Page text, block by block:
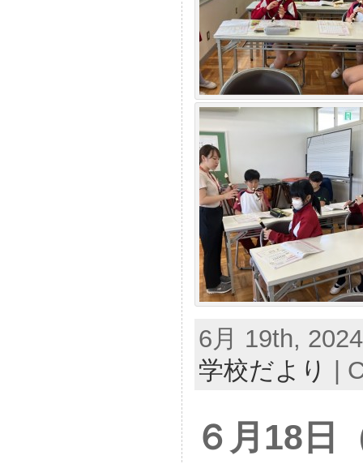
6月 19th,
学校だより
６月18日